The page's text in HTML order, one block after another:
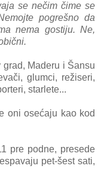
se nečim čime se
pogrešno da
nema gostiju. Ne,
Maderu i Šansu
glumci, režiseri,
starlete...
oni osećaju kao kod
pre podne, presede
pet-šest sati,